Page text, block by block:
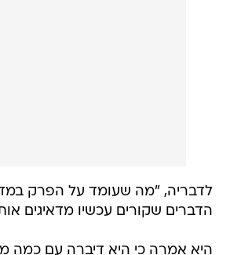
לדבריה, "מה שעומד על הפרק
הדברים שקורים עכשיו מדאיגים
היא אמרה כי היא דיברה עם כמה